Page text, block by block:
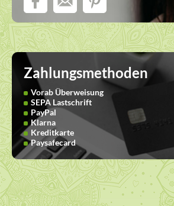
Zahlungsmethoden
Vorab Überweisung
SEPA Lastschrift
PayPal
Klarna
Kreditkarte
Paysafecard